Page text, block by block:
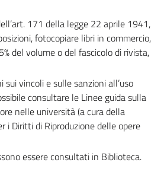
171 della legge 22 aprile 1941,
fotocopiare libri in commercio,
del volume o del fascicolo di rivista,
vincoli e sulle sanzioni all’uso
consultare le Linee guida sulla
nelle università (a cura della
i Diritti di Riproduzione delle opere
essere consultati in Biblioteca.